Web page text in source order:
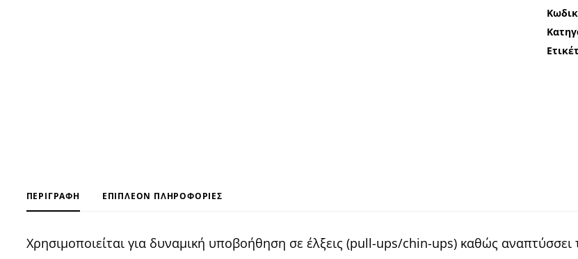
e
r
a
ΠΕΡΙΓΡΑΦΉ ΕΠΙΠΛΈΟΝ ΠΛΗΡΟΦΟΡΊΕΣ
Χρησιμοποιείται για δυναμική υποβοήθηση σε έλξεις (pull-ups/chin-ups) καθώς